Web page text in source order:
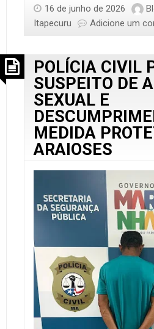
16 de junho de 2026
Itapecuru
Adicione um
POLÍCIA CIVIL
SUSPEITO DE
SEXUAL E
MEDIDA
ARAIOSES